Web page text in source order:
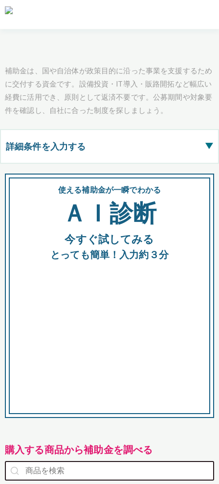
補助金は、国や自治体が政策目的に沿った事業を支援するため
に交付する資金です。設備投資・IT導入・販路開拓など幅広い
経費に活用でき、原則として返済不要です。公募期間や対象要
件を確認し、自社に合った制度を探しましょう。
詳細条件を入力する ▶
都道府県
全国の検索結果を含めて表示
助成金 融資 出資
使える補助金が一瞬でわかる
ＡＩ診断
今すぐ試してみる
とっても簡単！入力約３分
購入する商品から補助金を調べる